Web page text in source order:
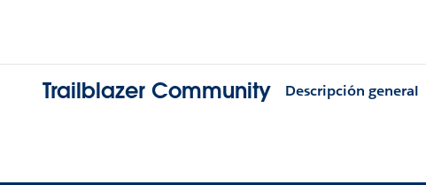
Trailblazer Community Descripción general